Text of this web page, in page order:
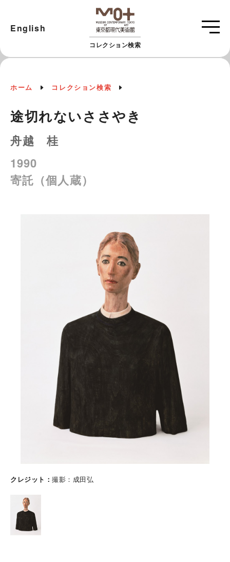
コレクション検索
English
ホーム コレクション検索
途切れないささやき
舟越 桂
1990
寄託（個人蔵）
クレジット 撮影：成田弘